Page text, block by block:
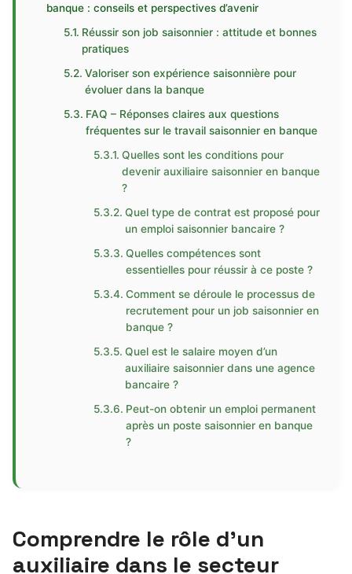
banque : conseils et perspectives d’avenir
Réussir son job saisonnier : attitude et bonnes
pratiques
Valoriser son expérience saisonnière pour
évoluer dans la banque
FAQ – Réponses claires aux questions
fréquentes sur le travail saisonnier en banque
Quelles sont les conditions pour
devenir auxiliaire saisonnier en banque
?
Quel type de contrat est proposé pour
un emploi saisonnier bancaire ?
Quelles compétences sont
essentielles pour réussir à ce poste ?
Comment se déroule le processus de
recrutement pour un job saisonnier en
banque ?
Quel est le salaire moyen d’un
auxiliaire saisonnier dans une agence
bancaire ?
Peut-on obtenir un emploi permanent
après un poste saisonnier en banque
?
Comprendre le rôle d’un
auxiliaire dans le secteur